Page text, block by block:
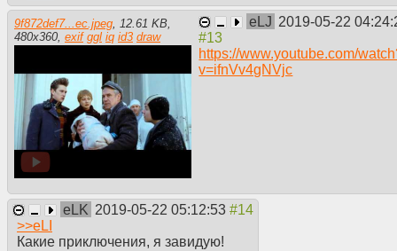
9f872def7...ec.jpeg, 12.61 KB,
480x360, exif ggl iq id3 draw
eLJ 2019-05-22
https://www.youtube.com/
v=ifnVv4gNVjc
eLK 2019-05-22 05:12:53
>>eLI
Какие приключения, я завидую!